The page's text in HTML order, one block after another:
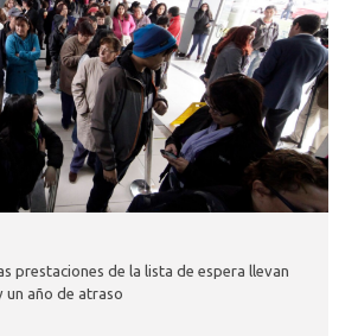
prestaciones de la lista de espera llevan
un año de atraso